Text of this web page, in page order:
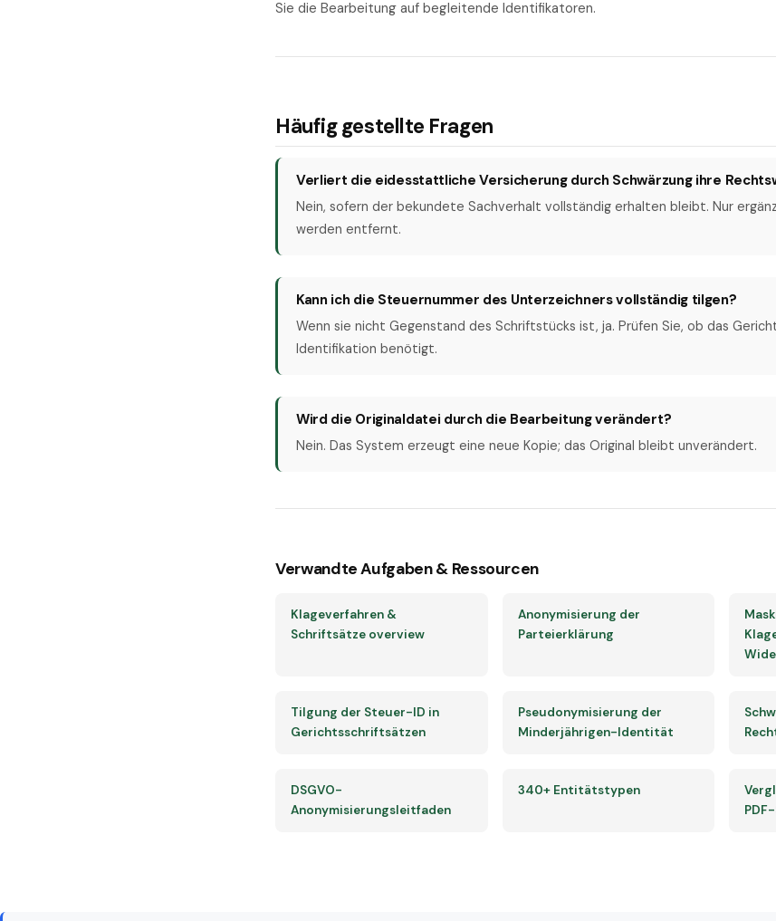
Sie die Bearbeitung auf begleitende Identifikatoren.
Häufig gestellte Fragen
Verliert die eidesstattliche Versicherung durch Schwärzung ihre
Nein, sofern der bekundete Sachverhalt vollständig erhalten bleibt. Nur
werden entfernt.
Kann ich die Steuernummer des Unterzeichners vollständig tilgen?
Wenn sie nicht Gegenstand des Schriftstücks ist, ja. Prüfen Sie, ob das
Identifikation benötigt.
Wird die Originaldatei durch die Bearbeitung verändert?
Nein. Das System erzeugt eine neue Kopie; das Original bleibt unverändert.
Verwandte Aufgaben & Ressourcen
Klageverfahren &
Schriftsätze overview
Anonymisierung der
Parteierklärung
Tilgung der Steuer-ID in
Gerichtsschriftsätzen
Pseudonymisierung der
Minderjährigen-Identität
DSGVO-
Anonymisierungsleitfaden
340+ Entitätstypen